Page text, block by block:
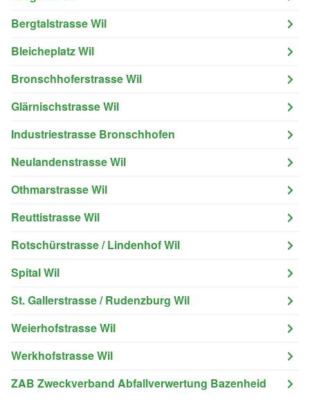
Bergtalstrasse Wil
Bleicheplatz Wil
Bronschhoferstrasse Wil
Glärnischstrasse Wil
Industriestrasse Bronschhofen
Neulandenstrasse Wil
Othmarstrasse Wil
Reuttistrasse Wil
Rotschürstrasse / Lindenhof Wil
Spital Wil
St. Gallerstrasse / Rudenzburg Wil
Weierhofstrasse Wil
Werkhofstrasse Wil
ZAB Zweckverband Abfallverwertung Bazenheid